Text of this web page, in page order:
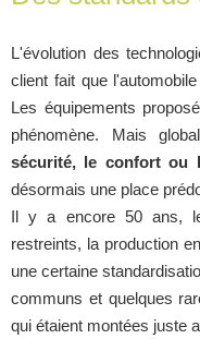
L'évolution des
client fait que
Les équipements
phénomène. Mais
sécurité, le confort ou
désormais une place
Il y a encore 50 ans,
restreints, la production
une certaine
communs et quelques
qui étaient montées juste